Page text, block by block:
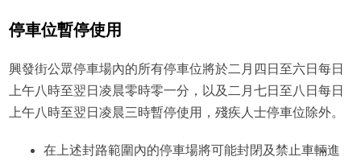
停車位暫停使用
興發街公眾停車場內的所有停車位將於二月四日至六日每日
上午八時至翌日凌晨零時零一分，以及二月七日至八日每日
上午八時至翌日凌晨三時暫停使用，殘疾人士停車位除外。
在上述封路範圍內的停車場將可能封閉及禁止車輛進